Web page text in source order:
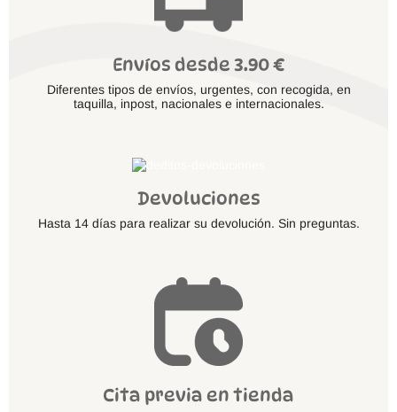
Envíos desde 3.90 €
Diferentes tipos de envíos, urgentes, con recogida, en
taquilla, inpost, nacionales e internacionales.
Devoluciones
Hasta 14 días para realizar su devolución. Sin preguntas.
Cita previa en tienda